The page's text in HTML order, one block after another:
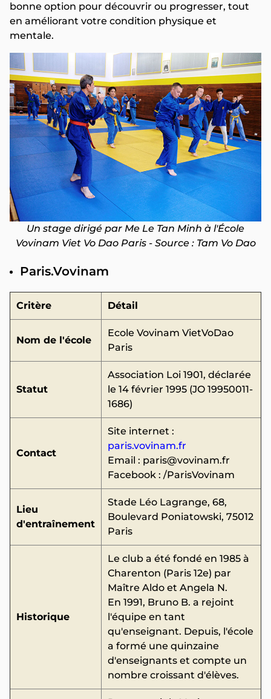
bonne option pour découvrir ou progresser, tout
en améliorant votre condition physique et
mentale.
Un stage dirigé par Me Le Tan Minh à l'École
Vovinam Viet Vo Dao Paris - Source : Tam Vo Dao
Paris.Vovinam
Critère Détail
Nom de l'école
Ecole Vovinam VietVoDao
Paris
Statut
Association Loi 1901, déclarée
le 14 février 1995 (JO 19950011-
1686)
Contact
Site internet :
paris.vovinam.fr
Email : paris@vovinam.fr
Facebook : /ParisVovinam
Lieu
d'entraînement
Stade Léo Lagrange, 68,
Boulevard Poniatowski, 75012
Paris
Historique
Le club a été fondé en 1985 à
Charenton (Paris 12e) par
Maître Aldo et Angela N.
En 1991, Bruno B. a rejoint
l'équipe en tant
qu'enseignant. Depuis, l'école
a formé une quinzaine
d'enseignants et compte un
nombre croissant d'élèves.